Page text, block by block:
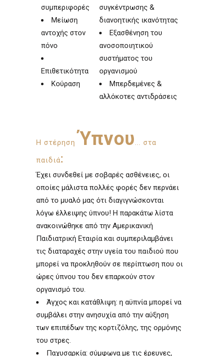
συμπεριφορές
Μείωση
αντοχής στον
πόνο
Επιθετικότητα
Κούραση
συγκέντρωσης &
διανοητικής ικανότητας
Εξασθένηση του
ανοσοποιητικού
συστήματος του
οργανισμού
Μπερδεμένες &
αλλόκοτες αντιδράσεις
Η στέρηση Ύπνου... στα
παιδιά:
Έχει συνδεθεί με σοβαρές ασθένειες, οι
οποίες μάλιστα πολλές φορές δεν περνάει
από το μυαλό μας ότι διαγιγνώσκονται
λόγω έλλειψης ύπνου! Η παρακάτω λίστα
ανακοινώθηκε από την Αμερικανική
Παιδιατρική Εταιρία και συμπεριλαμβάνει
τις διαταραχές στην υγεία του παιδιού που
μπορεί να προκληθούν σε περίπτωση που οι
ώρες ύπνου του δεν επαρκούν στον
οργανισμό του.
Άγχος και κατάθλιψη: η αϋπνία μπορεί να
συμβάλει στην ανησυχία από την αύξηση
των επιπέδων της κορτιζόλης, της ορμόνης
του στρες.
Παχυσαρκία: σύμφωνα με τις έρευνες,